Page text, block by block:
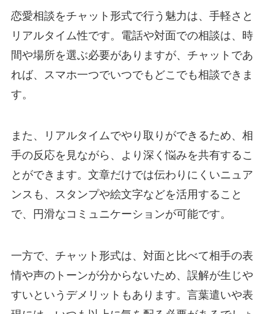
恋愛相談をチャット形式で行う魅力は、手軽さと
リアルタイム性です。電話や対面での相談は、時
間や場所を選ぶ必要がありますが、チャットであ
れば、スマホ一つでいつでもどこでも相談できま
す。
また、リアルタイムでやり取りができるため、相
手の反応を見ながら、より深く悩みを共有するこ
とができます。文章だけでは伝わりにくいニュア
ンスも、スタンプや絵文字などを活用すること
で、円滑なコミュニケーションが可能です。
一方で、チャット形式は、対面と比べて相手の表
情や声のトーンが分からないため、誤解が生じや
すいというデメリットもあります。言葉遣いや表